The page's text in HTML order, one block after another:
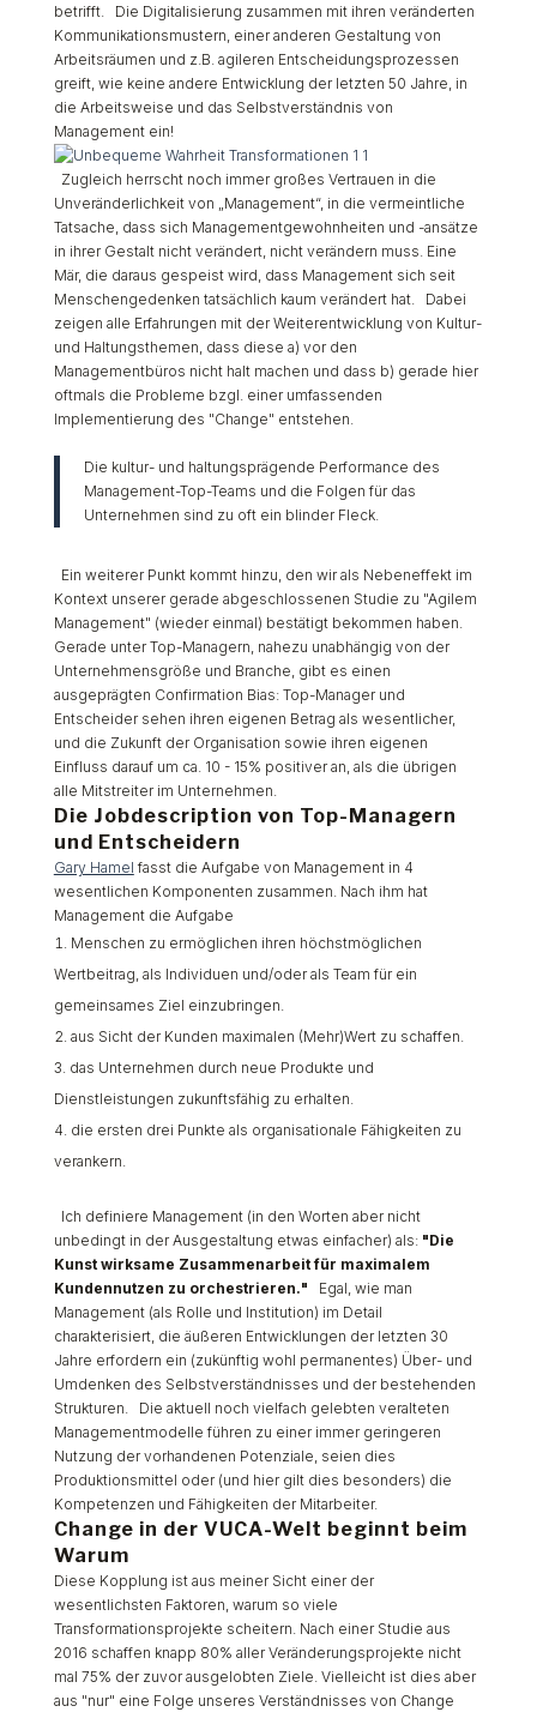
betrifft. Die Digitalisierung zusammen mit ihren veränderten
Kommunikationsmustern, einer anderen Gestaltung von
Arbeitsräumen und z.B. agileren Entscheidungsprozessen
greift, wie keine andere Entwicklung der letzten 50 Jahre, in
die Arbeitsweise und das Selbstverständnis von
Management ein!
Zugleich herrscht noch immer großes Vertrauen in die
Unveränderlichkeit von „Management“, in die vermeintliche
Tatsache, dass sich Managementgewohnheiten und -ansätze
in ihrer Gestalt nicht verändert, nicht verändern muss. Eine
Mär, die daraus gespeist wird, dass Management sich seit
Menschengedenken tatsächlich kaum verändert hat. Dabei
zeigen alle Erfahrungen mit der Weiterentwicklung von Kultur-
und Haltungsthemen, dass diese a) vor den
Managementbüros nicht halt machen und dass b) gerade hier
oftmals die Probleme bzgl. einer umfassenden
Implementierung des "Change" entstehen.
Die kultur- und haltungsprägende Performance des
Management-Top-Teams und die Folgen für das
Unternehmen sind zu oft ein blinder Fleck.
Ein weiterer Punkt kommt hinzu, den wir als Nebeneffekt im
Kontext unserer gerade abgeschlossenen Studie zu "Agilem
Management" (wieder einmal) bestätigt bekommen haben.
Gerade unter Top-Managern, nahezu unabhängig von der
Unternehmensgröße und Branche, gibt es einen
ausgeprägten Confirmation Bias: Top-Manager und
Entscheider sehen ihren eigenen Betrag als wesentlicher,
und die Zukunft der Organisation sowie ihren eigenen
Einfluss darauf um ca. 10 - 15% positiver an, als die übrigen
alle Mitstreiter im Unternehmen.
Die Jobdescription von Top-Managern
und Entscheidern
Gary Hamel fasst die Aufgabe von Management in 4
wesentlichen Komponenten zusammen. Nach ihm hat
Management die Aufgabe
Menschen zu ermöglichen ihren höchstmöglichen
Wertbeitrag, als Individuen und/oder als Team für ein
gemeinsames Ziel einzubringen.
aus Sicht der Kunden maximalen (Mehr)Wert zu schaffen.
das Unternehmen durch neue Produkte und
Dienstleistungen zukunftsfähig zu erhalten.
die ersten drei Punkte als organisationale Fähigkeiten zu
verankern.
Ich definiere Management (in den Worten aber nicht
unbedingt in der Ausgestaltung etwas einfacher) als: "Die
Kunst wirksame Zusammenarbeit für maximalem
Kundennutzen zu orchestrieren." Egal, wie man
Management (als Rolle und Institution) im Detail
charakterisiert, die äußeren Entwicklungen der letzten 30
Jahre erfordern ein (zukünftig wohl permanentes) Über- und
Umdenken des Selbstverständnisses und der bestehenden
Strukturen. Die aktuell noch vielfach gelebten veralteten
Managementmodelle führen zu einer immer geringeren
Nutzung der vorhandenen Potenziale, seien dies
Produktionsmittel oder (und hier gilt dies besonders) die
Kompetenzen und Fähigkeiten der Mitarbeiter.
Change in der VUCA-Welt beginnt beim
Warum
Diese Kopplung ist aus meiner Sicht einer der
wesentlichsten Faktoren, warum so viele
Transformationsprojekte scheitern. Nach einer Studie aus
2016 schaffen knapp 80% aller Veränderungsprojekte nicht
mal 75% der zuvor ausgelobten Ziele. Vielleicht ist dies aber
aus "nur" eine Folge unseres Verständnisses von Change